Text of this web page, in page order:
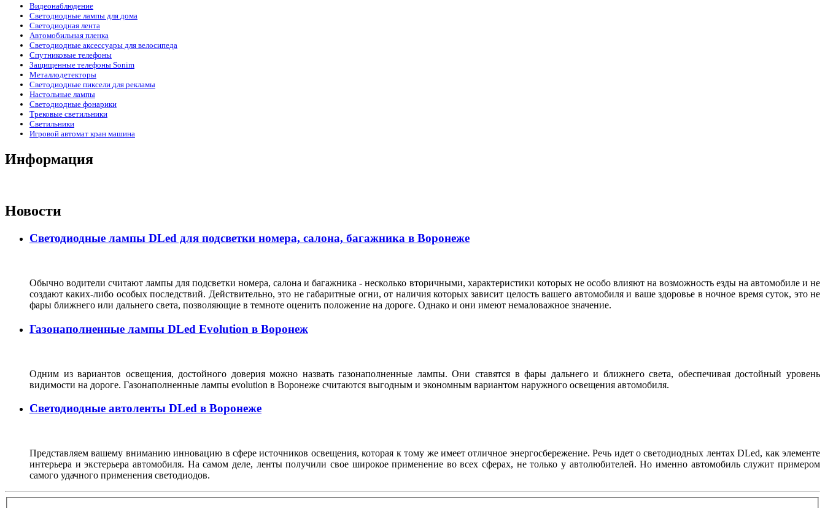
Видеонаблюдение
Светодиодные лампы для дома
Светодиодная лента
Автомобильная пленка
Светодиодные аксессуары для велосипеда
Спутниковые телефоны
Защищенные телефоны Sonim
Металлодетекторы
Светодиодные пиксели для рекламы
Настольные лампы
Светодиодные фонарики
Трековые светильники
Светильники
Игровой автомат кран машина
Информация
Новости
Светодиодные лампы DLed для подсветки номера, салона, багажника в Воронеже
Обычно водители считают лампы для подсветки номера, салона и багажника - несколько вторичными, характеристики которых не особо влияют на возможность езды на автомобиле и не
создают каких-либо особых последствий. Действительно, это не габаритные огни, от наличия которых зависит целость вашего автомобиля и ваше здоровье в ночное время суток, это не
фары ближнего или дальнего света, позволяющие в темноте оценить положение на дороге. Однако и они имеют немаловажное значение.
Газонаполненные лампы DLed Evolution в Воронеж
Одним из вариантов освещения, достойного доверия можно назвать газонаполненные лампы. Они ставятся в фары дальнего и ближнего света, обеспечивая достойный уровень
видимости на дороге. Газонаполненные лампы evolution в Воронеже считаются выгодным и экономным вариантом наружного освещения автомобиля.
Светодиодные автоленты DLed в Воронеже
Представляем вашему вниманию инновацию в сфере источников освещения, которая к тому же имеет отличное энергосбережение. Речь идет о светодиодных лентах DLed, как элементе
интерьера и экстерьера автомобиля. На самом деле, ленты получили свое широкое применение во всех сферах, не только у автолюбителей. Но именно автомобиль служит примером
самого удачного применения светодиодов.